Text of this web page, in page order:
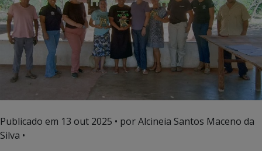
Publicado em 13 out 2025 • por Alcineia Santos Maceno da
Silva •